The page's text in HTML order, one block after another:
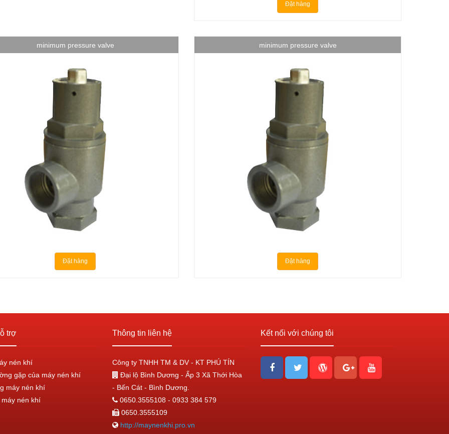
Đặt hàng
minimum pressure valve
Đặt hàng
minimum pressure valve
Đặt hàng
trợ
nén khí
gặp của máy nén khí
máy nén khí
nén khí
Thông tin liên hệ
Công ty TNHH TM & DV - KT PHÚ TÍN
Đại lộ Bình Dương - Ấp 3 Xã Thới Hòa
- Bến Cát - Bình Dương.
0650.3555108 - 0933 384 579
0650.3555109
http://maynenkhi.pro.vn
Kết nối với chúng tôi